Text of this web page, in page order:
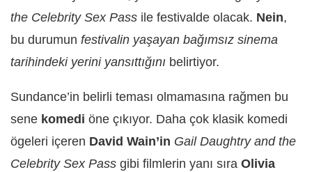
the Celebrity Sex Pass ile festivalde olacak. Nein,
bu durumun festivalin yaşayan bağımsız sinema
tarihindeki yerini yansıttığını belirtiyor.
Sundance’in belirli teması olmamasına rağmen bu
sene komedi öne çıkıyor. Daha çok klasik komedi
ögeleri içeren David Wain’in Gail Daughtry and the
Celebrity Sex Pass gibi filmlerin yanı sıra Olivia